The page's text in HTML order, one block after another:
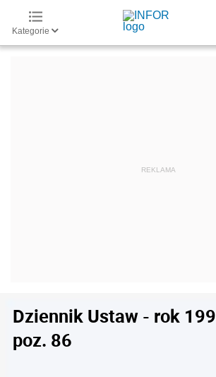
Kategorie
Dziennik Ustaw - rok
poz. 86